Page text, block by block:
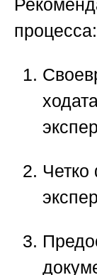
процесса: